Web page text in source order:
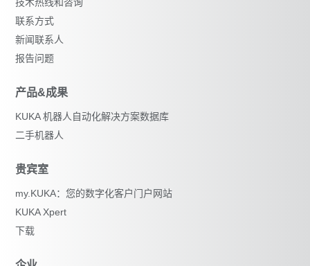
联系方式
新闻联系人
报告问题
产品&成果
KUKA 机器人自动化解决方案数据库
二手机器人
贵宾室
my.KUKA：您的数字化客户门户网站
KUKA Xpert
下载